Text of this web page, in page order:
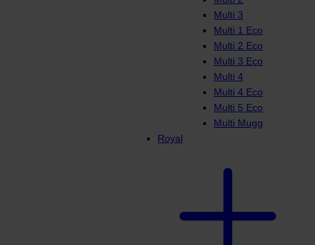
Multi 3
Multi 1 Eco
Multi 2 Eco
Multi 3 Eco
Multi 4
Multi 4 Eco
Multi 5 Eco
Multi Mugg
Royal